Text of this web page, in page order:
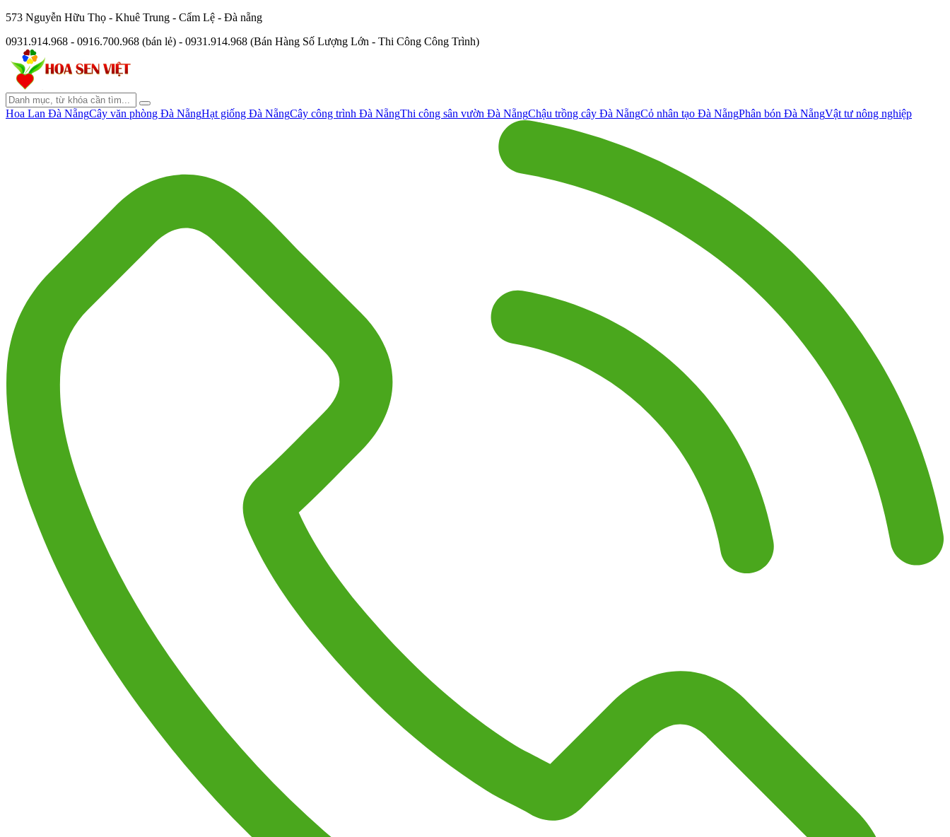
573 Nguyễn Hữu Thọ - Khuê Trung - Cẩm Lệ - Đà nẵng
0931.914.968 - 0916.700.968 (bán lẻ) - 0931.914.968 (Bán Hàng Số Lượng Lớn - Thi Công Công Trình)
Hoa Lan Đà NẵngCây văn phòng Đà NẵngHạt giống Đà NẵngCây công trình Đà NẵngThi công sân vườn Đà NẵngChậu trồng cây Đà NẵngCỏ nhân tạo Đà NẵngPhân bón Đà NẵngVật tư nông nghiệp